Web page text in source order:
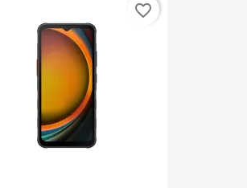
favorite_border